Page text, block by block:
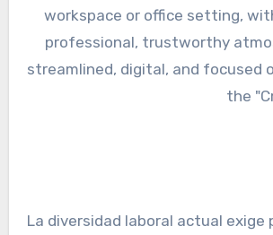
La diversidad laboral actual exige